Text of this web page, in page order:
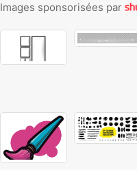
Images sponsorisées par